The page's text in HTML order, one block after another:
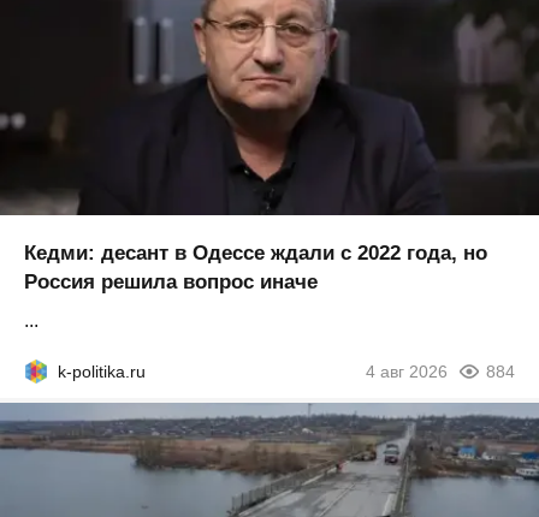
Кедми: десант в Одессе ждали с 2022 года, но
Россия решила вопрос иначе
...
k-politika.ru 4 авг 2026 884